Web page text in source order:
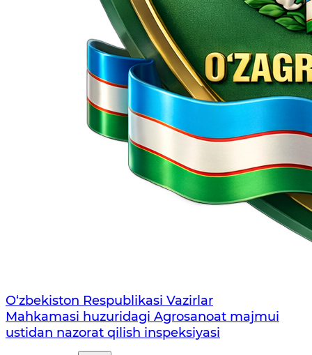
O‘zbekiston Respublikasi Vazirlar
Mahkamasi huzuridagi Agrosanoat majmui
ustidan nazorat qilish inspeksiyasi